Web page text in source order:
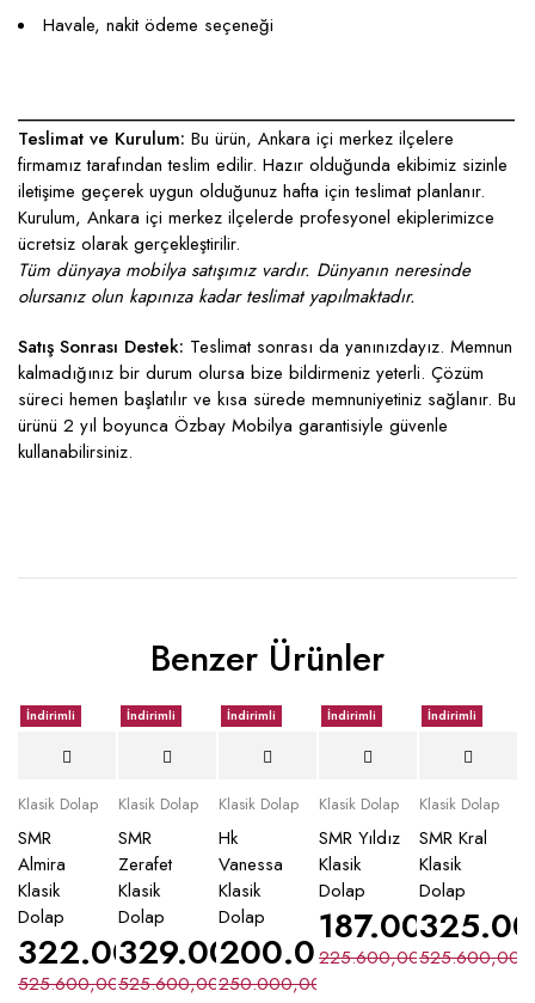
Havale, nakit ödeme seçeneği
____________________________________________________
Teslimat ve Kurulum: Bu ürün, Ankara içi merkez ilçelere
firmamız tarafından teslim edilir. Hazır olduğunda ekibimiz sizinle
iletişime geçerek uygun olduğunuz hafta için teslimat planlanır.
Kurulum, Ankara içi merkez ilçelerde profesyonel ekiplerimizce
ücretsiz olarak gerçekleştirilir.
Tüm dünyaya mobilya satışımız vardır. Dünyanın neresinde
olursanız olun kapınıza kadar teslimat yapılmaktadır.
Satış Sonrası Destek: Teslimat sonrası da yanınızdayız. Memnun
kalmadığınız bir durum olursa bize bildirmeniz yeterli. Çözüm
süreci hemen başlatılır ve kısa sürede memnuniyetiniz sağlanır. Bu
ürünü 2 yıl boyunca Özbay Mobilya garantisiyle güvenle
kullanabilirsiniz.
Benzer Ürünler
İndirimli
Klasik Dolap
SMR
Almira
Klasik
Dolap
525.600,00₺
322.000,00₺
İndirimli
Klasik Dolap
SMR
Zerafet
Klasik
Dolap
525.600,00₺
329.000,00₺
İndirimli
Klasik Dolap
Hk
Vanessa
Klasik
Dolap
250.000,00
200.000,00₺
İndirimli
Klasik Dolap
SMR Yıldız
Klasik
Dolap
225.600,00₺
187.000,00₺
İndirimli
Klasik Dolap
SMR Kral
Klasik
Dolap
525.600,00